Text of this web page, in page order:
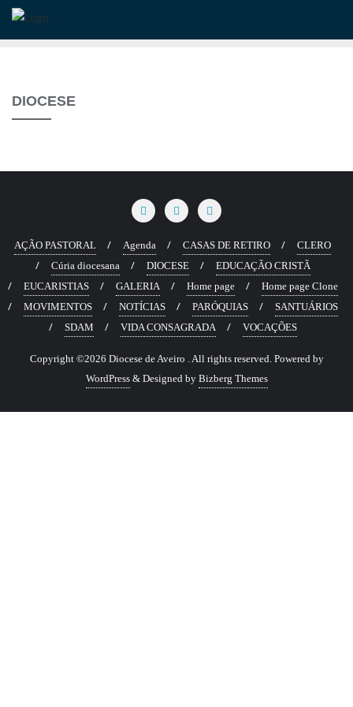
Skip
DIOCESE
AÇÃO PASTORAL Agenda CASAS DE RETIRO
CLERO
Cúria diocesana
DIOCESE
EDUCAÇÃO CRISTÃ
EUCARISTIAS
GALERIA Home page
Home page Clone
MOVIMENTOS
NOTÍCIAS PARÓQUIAS
SANTUÁRIOS
SDAM
VIDA CONSAGRADA VOCAÇÕES
Copyright ©2026 Diocese de Aveiro . All rights reserved. Powered by
WordPress & Designed by Bizberg Themes